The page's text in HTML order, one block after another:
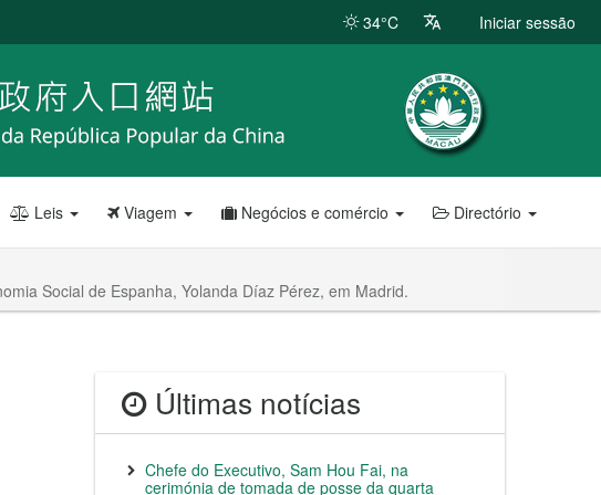
34°C Iniciar sessão
Leis Viagem Negócios e comércio Directório
Social de Espanha, Yolanda Díaz Pérez, em Madrid.
Últimas notícias
Chefe do Executivo, Sam Hou Fai, na
cerimónia de tomada de posse da quarta